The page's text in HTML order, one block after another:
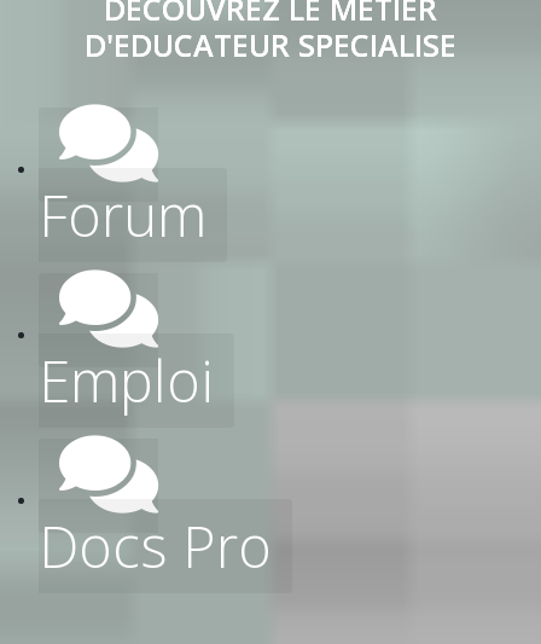
D'EDUCATEUR SPECIALISE
Forum
Emploi
Docs Pro